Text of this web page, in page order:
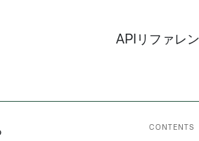
APIリファレ
CONTENTS